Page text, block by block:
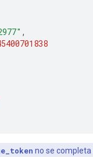
,
no se completa